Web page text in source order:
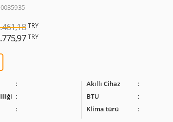
TRY
TRY
Akıllı Cihaz
BTU
Klima türü